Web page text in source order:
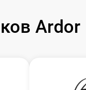
Ardor